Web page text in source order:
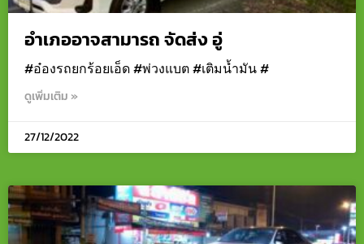
อำเภออาจสามารถ จัดส่ง อู่
#อ๋องรถยกร้อยเอ็ด #พ่วงแบต #เติมน้ำมัน #
ดูเพิ่มเติม »
27/12/2022